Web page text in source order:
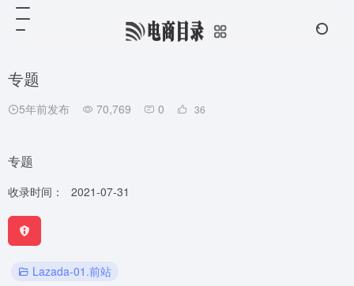
专题
5年前发布 70,769 0 36
专题
收录时间： 2021-07-31
Lazada-01.前站